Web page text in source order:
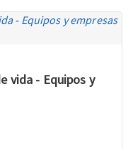
vida - Equipos y